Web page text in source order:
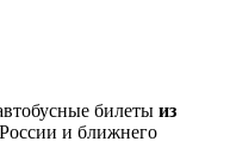
билеты из
и ближнего